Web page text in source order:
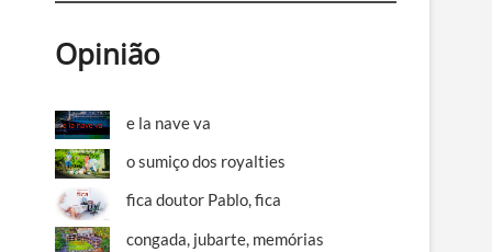
Opinião
e la nave va
o sumiço dos royalties
fica doutor Pablo, fica
congada, jubarte, memórias